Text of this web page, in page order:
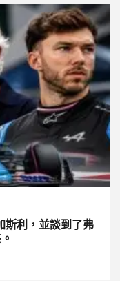
斯利，並談到了弗